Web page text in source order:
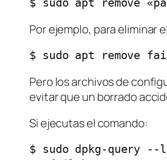
$ sudo apt remove
Por ejemplo, para eliminar
$ sudo apt remove
Pero los archivos de
evitar que un borrado
Si ejecutas el comando: